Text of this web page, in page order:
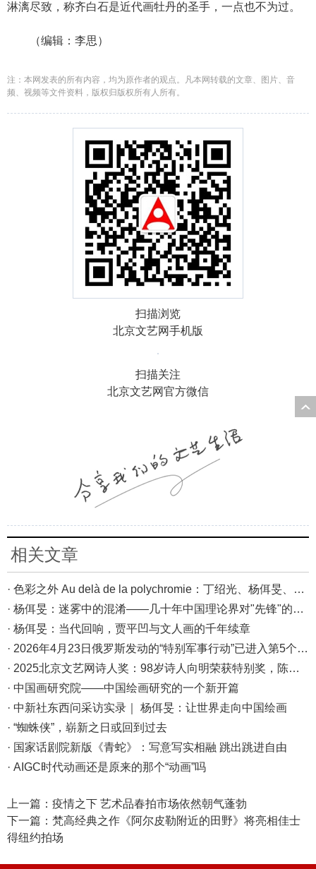
淋漓尽致，称齐白石是近代画牡丹的圣手，一点也不为过。
（编辑：李思）
注：本网发表的所有内容，均为原作者的观点。凡本网转载的文章、图片、音
频、视频等文件资料，版权归版权所有人所有。
扫描浏览
北京文艺网手机版
扫描关注
北京文艺网官方微信
相关文章
· 色彩之外 Au delà de la polychromie：丁绍光、杨佴旻、Alain Cardenas·Castro巴黎展
· 杨佴旻：迷雾中的混淆——几十年中国理论界对"先锋"的误读，对创作的误导
· 杨佴旻：当代回响，贾平凹与文人画的千年续章
· 2026年4月23日俄罗斯发动的“特别军事行动”已进入第5个年头，俄乌局势最新综述
· 2025北京文艺网诗人奖：98岁诗人向明荣获特别奖，陈东东荣获诗人奖，茱萸荣获年度诗人奖！
· 中国画研究院——中国绘画研究的一个新开篇
· 中新社东西问采访实录｜ 杨佴旻：让世界走向中国绘画
· “蜘蛛侠”，崭新之日或回到过去
· 国家话剧院新版《青蛇》：写意写实相融 跳出跳进自由
· AIGC时代动画还是原来的那个“动画”吗
上一篇： 疫情之下 艺术品春拍市场依然朝气蓬勃
下一篇： 梵高经典之作《阿尔皮勒附近的田野》将亮相佳士
得纽约拍场